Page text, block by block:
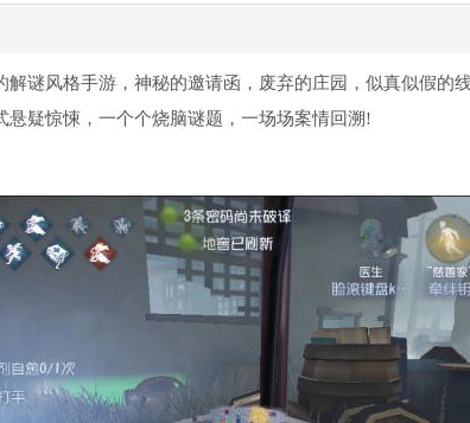
谜风格手游，神秘的邀请函，废弃的庄园，似真似假的
疑惊悚，一个个烧脑谜题，一场场案情回溯!